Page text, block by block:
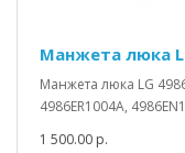
Манжета люка
Манжета люка LG
4986ER1004A,
1 500.00 р.